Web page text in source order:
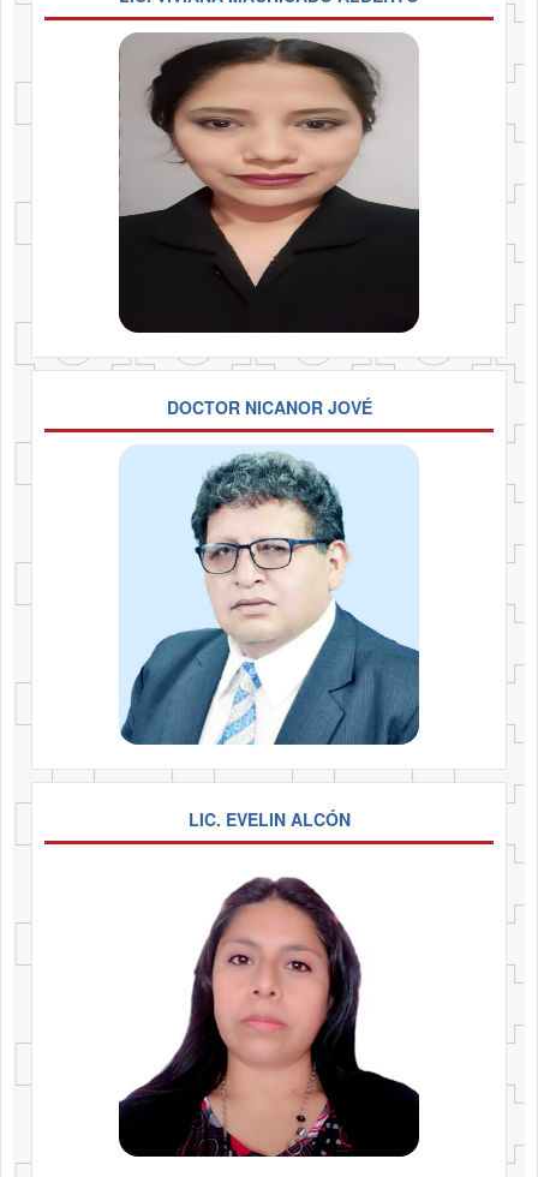
DOCTOR NICANOR JOVÉ
LIC. EVELIN ALCÓN